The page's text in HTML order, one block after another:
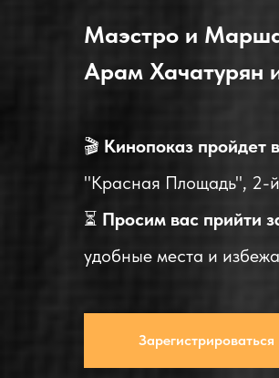
Маэстро и
Арам Хачатурян
🎬 Кинопоказ пройдет
"Красная Площадь", 2-
⏳ Просим вас прийти
удобные места и
Зарегистрироваться